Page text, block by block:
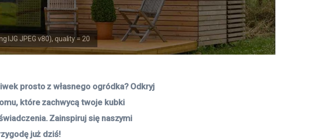
prosto z własnego ogródka? Odkryj
które zachwycą twoje kubki
Zainspiruj się naszymi
już dziś!